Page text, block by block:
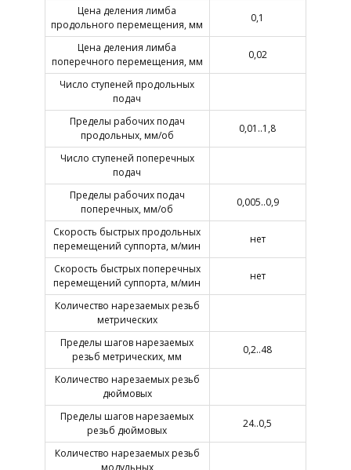
Цена деления лимба
продольного перемещения, мм
0,1
Цена деления лимба
поперечного перемещения, мм
0,02
Число ступеней продольных
подач
Пределы рабочих подач
продольных, мм/об
0,01..1,8
Число ступеней поперечных
подач
Пределы рабочих подач
поперечных, мм/об
0,005..0,9
Скорость быстрых продольных
перемещений суппорта, м/мин
нет
Скорость быстрых поперечных
перемещений суппорта, м/мин
нет
Количество нарезаемых резьб
метрических
Пределы шагов нарезаемых
резьб метрических, мм
0,2..48
Количество нарезаемых резьб
дюймовых
Пределы шагов нарезаемых
резьб дюймовых
24..0,5
Количество нарезаемых резьб
модульных